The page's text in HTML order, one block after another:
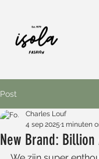
Post
New Brand: Billion
Charles Louf
4 sep 2025 1 minuten